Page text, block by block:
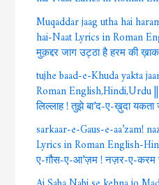
Muqaddar jaag utha hai
hai-Naat Lyrics in Roman
मुक़द्दर जाग उट्ठा है हरम की
tujhe baad-e-Khuda yakta
Roman English,Hindi,Urdu
लिल्लाह ! तुझे बा’द-ए-ख़ुदा यकता
sarkaar-e-Gaus-e-aa’zam!
Lyrics in Roman English-
ए-ग़ौस-ए-आ’ज़म ! नज़र-ए-करम